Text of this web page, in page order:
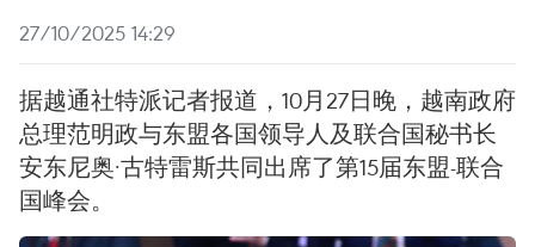
27/10/2025 14:29
据越通社特派记者报道，10月27日晚，越南政府
总理范明政与东盟各国领导人及联合国秘书长
安东尼奥·古特雷斯共同出席了第15届东盟-联合
国峰会。